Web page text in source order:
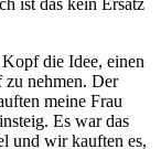
die Idee, einen
zu nehmen. Der
meine Frau
Es war das
und wir kauften es,